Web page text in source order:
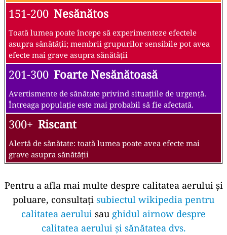
151-200 Nesănătos
Toată lumea poate începe să experimenteze efectele
asupra sănătății; membrii grupurilor sensibile pot avea
efecte mai grave asupra sănătății
201-300 Foarte Nesănătoasă
Avertismente de sănătate privind situațiile de urgență.
Întreaga populație este mai probabil să fie afectată.
300+ Riscant
Alertă de sănătate: toată lumea poate avea efecte mai
grave asupra sănătății
Pentru a afla mai multe despre calitatea aerului și
poluare, consultați subiectul wikipedia pentru
calitatea aerului sau ghidul airnow despre
calitatea aerului și sănătatea dvs.